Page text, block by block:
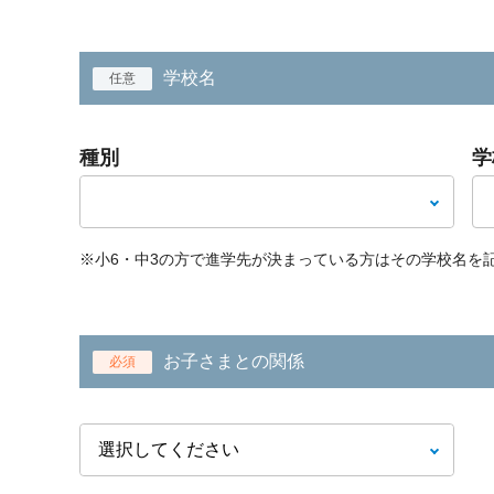
任意 学校名
種別
※小6・中3の方で進学先が決まっている方はその学校名を
必須 お子さまとの関係